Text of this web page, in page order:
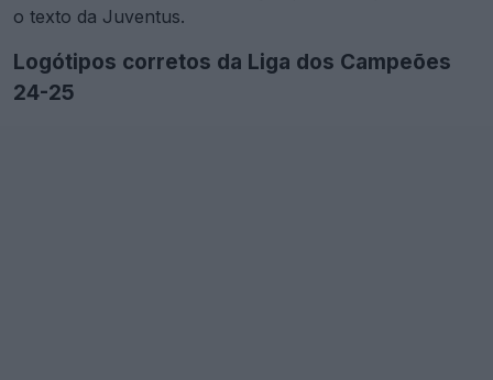
o texto da Juventus.
Logótipos corretos da Liga dos Campeões
24-25